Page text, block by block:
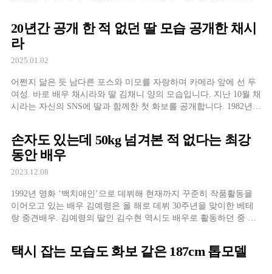
의 독특한 매력을 표현하는 방식으로 해
20년간 공개 한 적 없던 딸 모습 공개한 채시
라
2025.01.02
어쩐지 닮은 듯 남다른 포스와 미모를 자랑하며 카메라 앞에 선 두
여성. 바로 배우 채시라와 딸 김채니 양의 모습입니다. 지난 10월 채
시라는 자신의 SNS에 딸과 함께한 첫 화보를 공개합니다. 1982년
후 무려 3번의 연말
손자도 있는데 50kg 넘겨본 적 없다는 최강
동안 배우
2023.12.08
1992년 영화 ‘백치애인’으로 데뷔해 현재까지 꾸준히 작품활동을
이어오고 있는 배우 김예령은 올 해로 데뷔 30주년을 맞이한 베테
랑 중견배우. 김예령의 딸인 김수현 역시도 배우로 활동하던 중 야
지만 자기관리 끝판왕인 김예령은 올 해 58세로 두 손주를 둔 할머
택시 잡는 모습도 화보 같은 187cm 톱모델